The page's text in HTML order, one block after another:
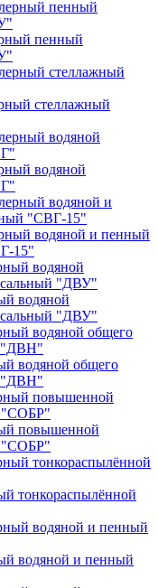
пенный
стеллажный
водяной
водяной и пенный
15"
водяной
"ДВУ"
водяной общего
"ДВН"
повышенной
"СОБР"
тонкораспылённой
водяной и пенный